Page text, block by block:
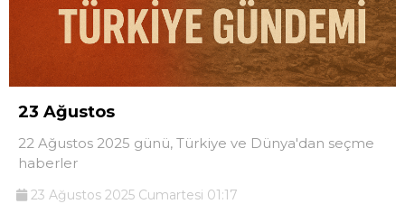
23 Ağustos
22 Ağustos 2025 günü, Türkiye ve Dünya'dan seçme
haberler
23 Ağustos 2025 Cumartesi 01:17